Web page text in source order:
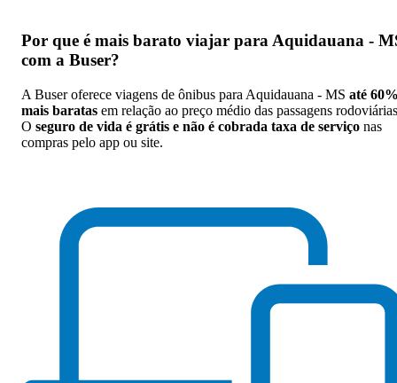
Por que é mais barato viajar para Aquidauana -
com a Buser?
A Buser oferece viagens de ônibus para Aquidauana - MS até
mais baratas em relação ao preço médio das passagens
O seguro de vida é grátis e não é cobrada taxa de serviço nas
compras pelo app ou site.